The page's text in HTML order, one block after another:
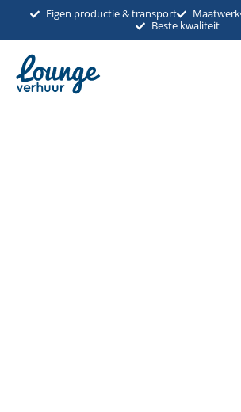
inhoud
Eigen productie & transport Maatwerk
Beste kwaliteit